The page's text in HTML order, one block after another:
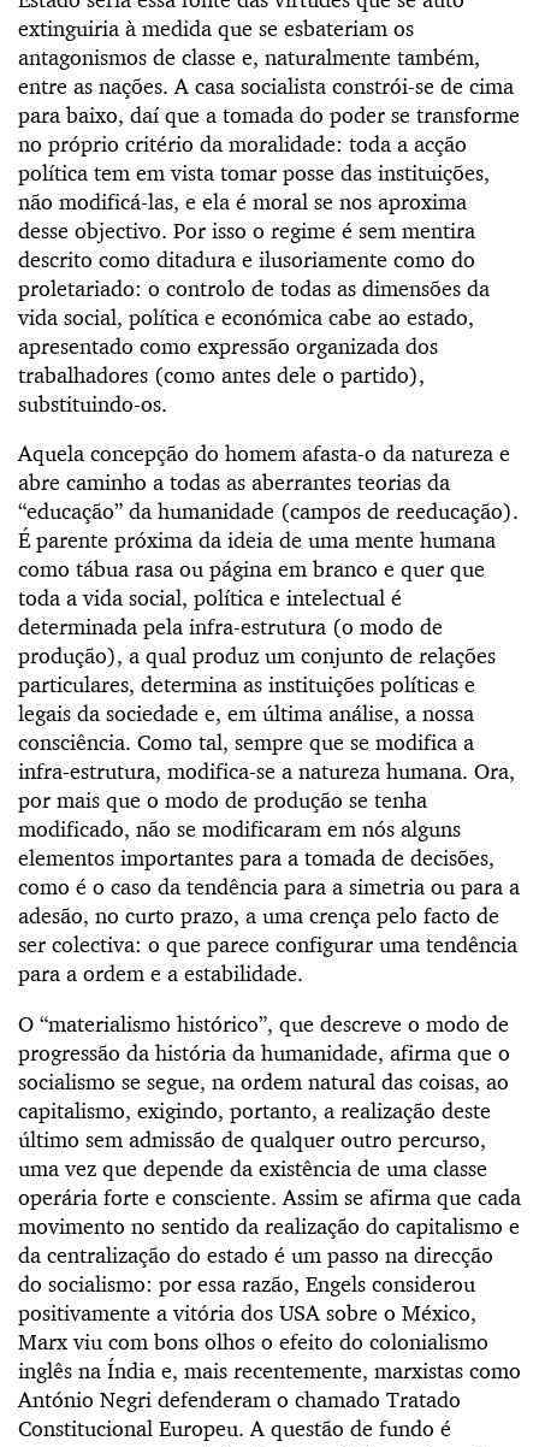
extinguiria à medida que se esbateriam os
antagonismos de classe e, naturalmente também,
entre as nações. A casa socialista constrói-se de cima
para baixo, daí que a tomada do poder se transforme
no próprio critério da moralidade: toda a acção
política tem em vista tomar posse das instituições,
não modificá-las, e ela é moral se nos aproxima
desse objectivo. Por isso o regime é sem mentira
descrito como ditadura e ilusoriamente como do
proletariado: o controlo de todas as dimensões da
vida social, política e económica cabe ao estado,
apresentado como expressão organizada dos
trabalhadores (como antes dele o partido),
substituindo-os.
Aquela concepção do homem afasta-o da natureza e
abre caminho a todas as aberrantes teorias da
“educação” da humanidade (campos de reeducação).
É parente próxima da ideia de uma mente humana
como tábua rasa ou página em branco e quer que
toda a vida social, política e intelectual é
determinada pela infra-estrutura (o modo de
produção), a qual produz um conjunto de relações
particulares, determina as instituições políticas e
legais da sociedade e, em última análise, a nossa
consciência. Como tal, sempre que se modifica a
infra-estrutura, modifica-se a natureza humana. Ora,
por mais que o modo de produção se tenha
modificado, não se modificaram em nós alguns
elementos importantes para a tomada de decisões,
como é o caso da tendência para a simetria ou para a
adesão, no curto prazo, a uma crença pelo facto de
ser colectiva: o que parece configurar uma tendência
para a ordem e a estabilidade.
O “materialismo histórico”, que descreve o modo de
progressão da história da humanidade, afirma que o
socialismo se segue, na ordem natural das coisas, ao
capitalismo, exigindo, portanto, a realização deste
último sem admissão de qualquer outro percurso,
uma vez que depende da existência de uma classe
operária forte e consciente. Assim se afirma que cada
movimento no sentido da realização do capitalismo e
da centralização do estado é um passo na direcção
do socialismo: por essa razão, Engels considerou
positivamente a vitória dos USA sobre o México,
Marx viu com bons olhos o efeito do colonialismo
inglês na Índia e, mais recentemente, marxistas como
António Negri defenderam o chamado Tratado
Constitucional Europeu. A questão de fundo é